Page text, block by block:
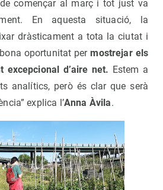
de començar al març i tot just va
En aquesta situació, la
dràsticament a tota la ciutat i
oportunitat permostrejar els
excepcional d’aire net. Estem a
analítics, però és clar que serà
explica l’Anna Àvila.